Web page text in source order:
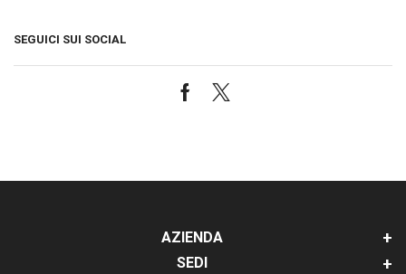
SEGUICI SUI SOCIAL
Facebook
Twitter
AZIENDA
SEDI